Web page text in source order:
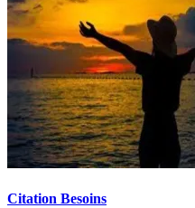
Citation Besoins